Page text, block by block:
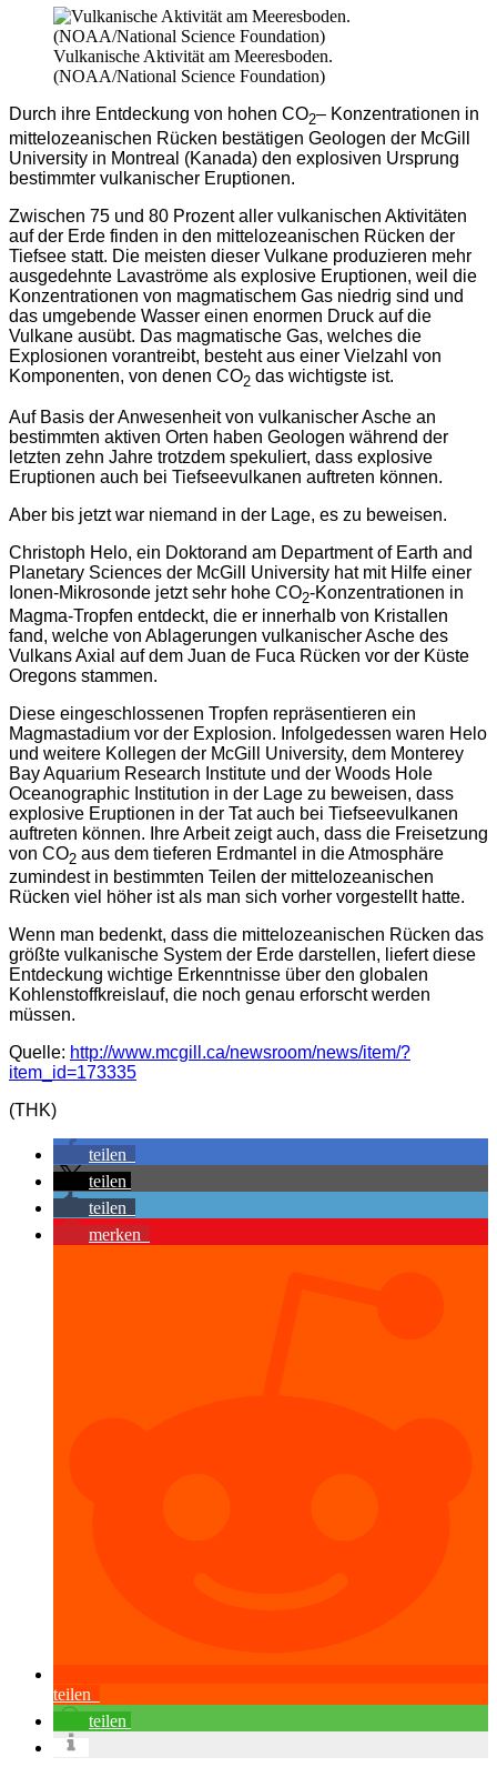
Vulkanische Aktivität am Meeresboden.
(NOAA/National Science Foundation)
Durch ihre Entdeckung von hohen CO2– Konzentrationen in
mittelozeanischen Rücken bestätigen Geologen der McGill
University in Montreal (Kanada) den explosiven Ursprung
bestimmter vulkanischer Eruptionen.
Zwischen 75 und 80 Prozent aller vulkanischen Aktivitäten
auf der Erde finden in den mittelozeanischen Rücken der
Tiefsee statt. Die meisten dieser Vulkane produzieren mehr
ausgedehnte Lavaströme als explosive Eruptionen, weil die
Konzentrationen von magmatischem Gas niedrig sind und
das umgebende Wasser einen enormen Druck auf die
Vulkane ausübt. Das magmatische Gas, welches die
Explosionen vorantreibt, besteht aus einer Vielzahl von
Komponenten, von denen CO2 das wichtigste ist.
Auf Basis der Anwesenheit von vulkanischer Asche an
bestimmten aktiven Orten haben Geologen während der
letzten zehn Jahre trotzdem spekuliert, dass explosive
Eruptionen auch bei Tiefseevulkanen auftreten können.
Aber bis jetzt war niemand in der Lage, es zu beweisen.
Christoph Helo, ein Doktorand am Department of Earth and
Planetary Sciences der McGill University hat mit Hilfe einer
Ionen-Mikrosonde jetzt sehr hohe CO2-Konzentrationen in
Magma-Tropfen entdeckt, die er innerhalb von Kristallen
fand, welche von Ablagerungen vulkanischer Asche des
Vulkans Axial auf dem Juan de Fuca Rücken vor der Küste
Oregons stammen.
Diese eingeschlossenen Tropfen repräsentieren ein
Magmastadium vor der Explosion. Infolgedessen waren Helo
und weitere Kollegen der McGill University, dem Monterey
Bay Aquarium Research Institute und der Woods Hole
Oceanographic Institution in der Lage zu beweisen, dass
explosive Eruptionen in der Tat auch bei Tiefseevulkanen
auftreten können. Ihre Arbeit zeigt auch, dass die Freisetzung
von CO2 aus dem tieferen Erdmantel in die Atmosphäre
zumindest in bestimmten Teilen der mittelozeanischen
Rücken viel höher ist als man sich vorher vorgestellt hatte.
Wenn man bedenkt, dass die mittelozeanischen Rücken das
größte vulkanische System der Erde darstellen, liefert diese
Entdeckung wichtige Erkenntnisse über den globalen
Kohlenstoffkreislauf, die noch genau erforscht werden
müssen.
Quelle: http://www.mcgill.ca/newsroom/news/item/?
item_id=173335
(THK)
teilen
teilen
teilen
merken
teilen
teilen